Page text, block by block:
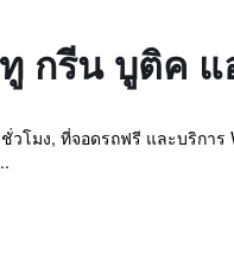
กรีน บูติค
โมง, ที่จอดรถฟรี และบริกา